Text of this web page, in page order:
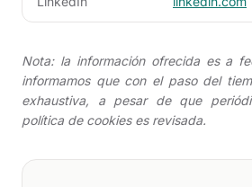
Nota: la información ofrecida es a
informamos que con el paso del
exhaustiva, a pesar de que
política de cookies es revisada.